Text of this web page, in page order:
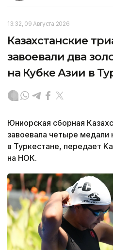
13:32, 09 Августа 2026
Казахстанские
завоевали два
на Кубке Азии в
Юниорская сборная
завоевала четыре медали
в Туркестане, передает
на НОК.